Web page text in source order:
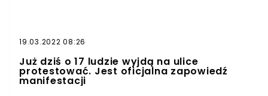
19.03.2022 08:26
Już dziś o 17 ludzie wyjdą na ulice
protestować. Jest oficjalna zapowiedź
manifestacji